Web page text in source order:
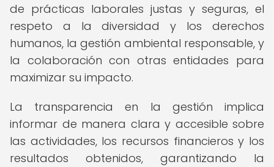
de prácticas laborales justas y seguras, el
respeto a la diversidad y los derechos
humanos, la gestión ambiental responsable, y
la colaboración con otras entidades para
maximizar su impacto.
La transparencia en la gestión implica
informar de manera clara y accesible sobre
las actividades, los recursos financieros y los
resultados obtenidos, garantizando la